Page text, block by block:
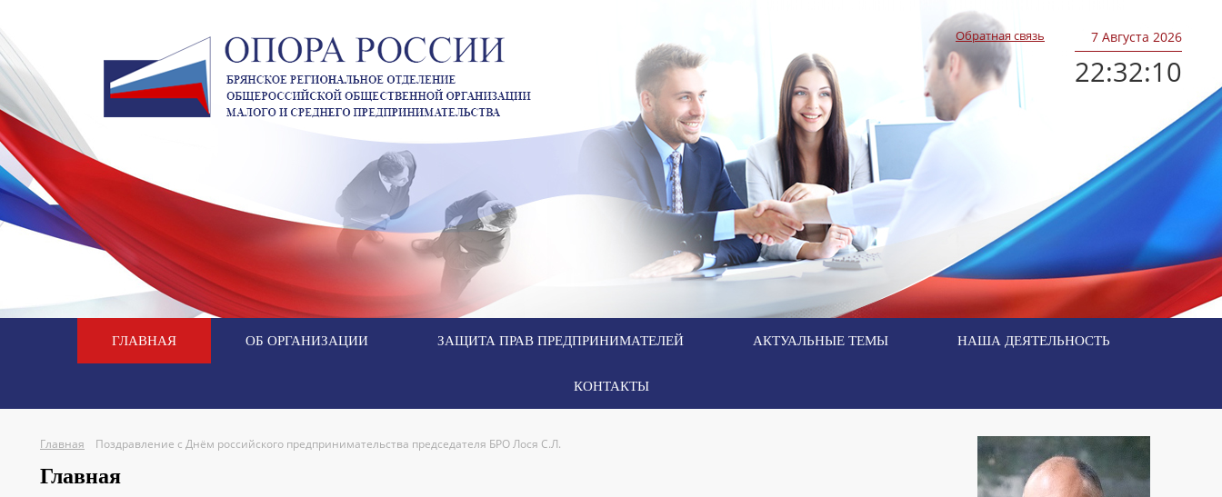
Обратная связь 7Августа 2026
22:32:11
ГЛАВНАЯ ОБ ОРГАНИЗАЦИИ ЗАЩИТА ПРАВ ПРЕДПРИНИМАТЕЛЕЙ АКТУАЛЬНЫЕ ТЕМЫ НАША ДЕЯТЕЛЬНОСТЬ
КОНТАКТЫ
Главная Поздравление с Днём российского предпринимательства председателя БРО Лося С.Л.
Главная